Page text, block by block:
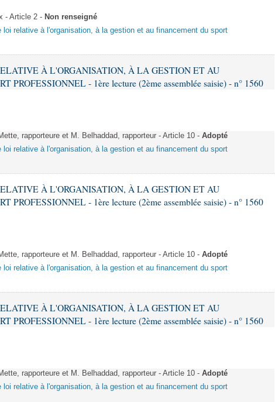
- Article 2 - Non renseigné
loi relative à l'organisation, à la gestion et au financement du sport
À L'ORGANISATION, À LA GESTION ET AU
PROFESSIONNEL - 1ère lecture (2ème assemblée saisie) - n° 1560
rapporteure et M. Belhaddad, rapporteur - Article 10 - Adopté
loi relative à l'organisation, à la gestion et au financement du sport
À L'ORGANISATION, À LA GESTION ET AU
PROFESSIONNEL - 1ère lecture (2ème assemblée saisie) - n° 1560
rapporteure et M. Belhaddad, rapporteur - Article 10 - Adopté
loi relative à l'organisation, à la gestion et au financement du sport
À L'ORGANISATION, À LA GESTION ET AU
PROFESSIONNEL - 1ère lecture (2ème assemblée saisie) - n° 1560
rapporteure et M. Belhaddad, rapporteur - Article 10 - Adopté
loi relative à l'organisation, à la gestion et au financement du sport